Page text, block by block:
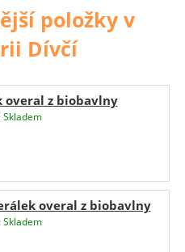
položky v
Dívčí
overal z biobavlny
Skladem
overal z biobavlny
Skladem